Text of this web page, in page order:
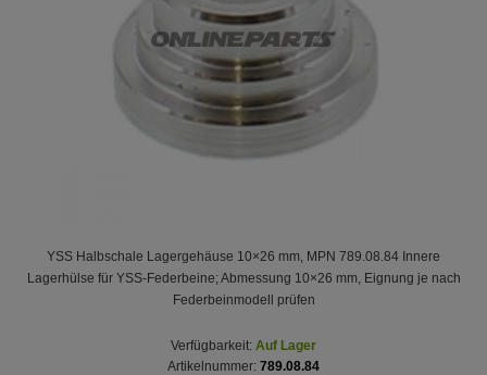
YSS Halbschale Lagergehäuse 10×26 mm, MPN 789.08.84 Innere
Lagerhülse für YSS-Federbeine; Abmessung 10×26 mm, Eignung je nach
Federbeinmodell prüfen
Verfügbarkeit: Auf Lager
Artikelnummer: 789.08.84